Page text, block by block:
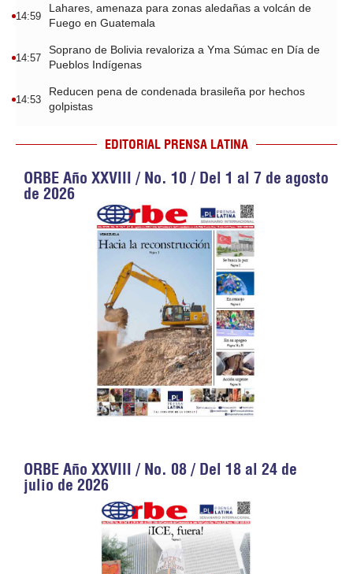
14:59
Lahares, amenaza para zonas aledañas a volcán de
Fuego en Guatemala
14:57
Soprano de Bolivia revaloriza a Yma Súmac en Día de
Pueblos Indígenas
14:53
Reducen pena de condenada brasileña por hechos
golpistas
EDITORIAL PRENSA LATINA
ORBE Año XXVIII / No. 10 / Del 1 al 7 de agosto
de 2026
ORBE Año XXVIII / No. 08 / Del 18 al 24 de
julio de 2026